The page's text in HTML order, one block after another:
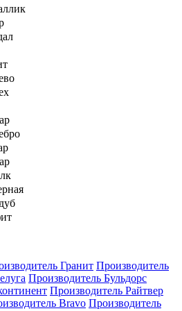
Гранит Производитель
Производитель Бульдорс
Производитель Райтвер
Bravo Производитель